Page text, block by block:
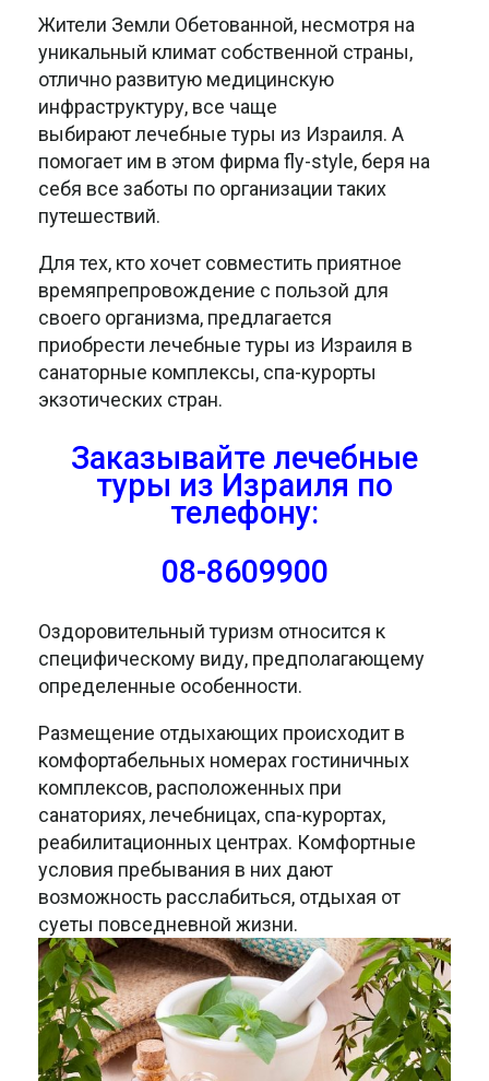
Жители Земли Обетованной, несмотря на
уникальный климат собственной страны,
отлично развитую медицинскую
инфраструктуру, все чаще
выбирают лечебные туры из Израиля. А
помогает им в этом фирма fly-style, беря на
себя все заботы по организации таких
путешествий.
Для тех, кто хочет совместить приятное
времяпрепровождение с пользой для
своего организма, предлагается
приобрести лечебные туры из Израиля в
санаторные комплексы, спа-курорты
экзотических стран.
Заказывайте лечебные
туры из Израиля по
телефону:
08-8609900
Оздоровительный туризм относится к
специфическому виду, предполагающему
определенные особенности.
Размещение отдыхающих происходит в
комфортабельных номерах гостиничных
комплексов, расположенных при
санаториях, лечебницах, спа-курортах,
реабилитационных центрах. Комфортные
условия пребывания в них дают
возможность расслабиться, отдыхая от
суеты повседневной жизни.